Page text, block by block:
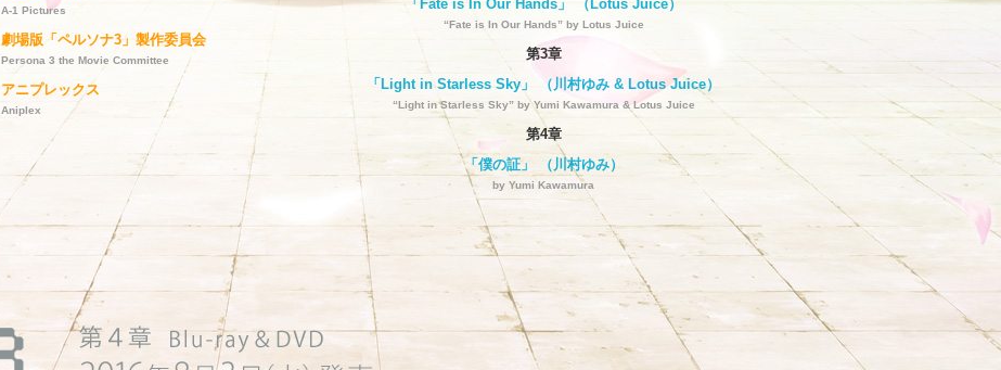
A-1 Pictures
劇場版「ペルソナ3」製作委員会
Persona 3 the Movie Committee
アニプレックス
Aniplex
「Fate is In Our Hands」 （Lotus Juice）
“Fate is In Our Hands” by Lotus Juice
第3章
「Light in Starless Sky」 （川村ゆみ & Lotus Juice）
“Light in Starless Sky” by Yumi Kawamura & Lotus Juice
第4章
「僕の証」 （川村ゆみ）
by Yumi Kawamura